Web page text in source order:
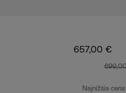
657,00 €
Najnižšia